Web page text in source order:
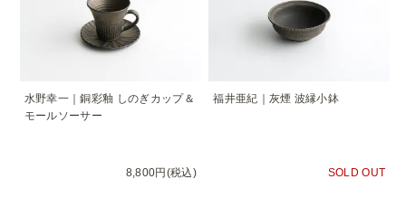
水野幸一｜銅彩釉 しのぎカップ＆
モールソーサー
8,800円(税込)
福井亜紀｜灰煙 波縁小鉢
SOLD OUT